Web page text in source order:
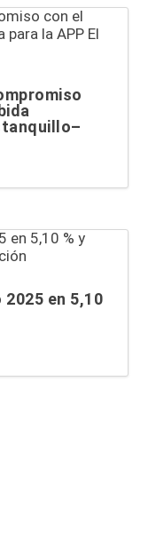
en 5,10